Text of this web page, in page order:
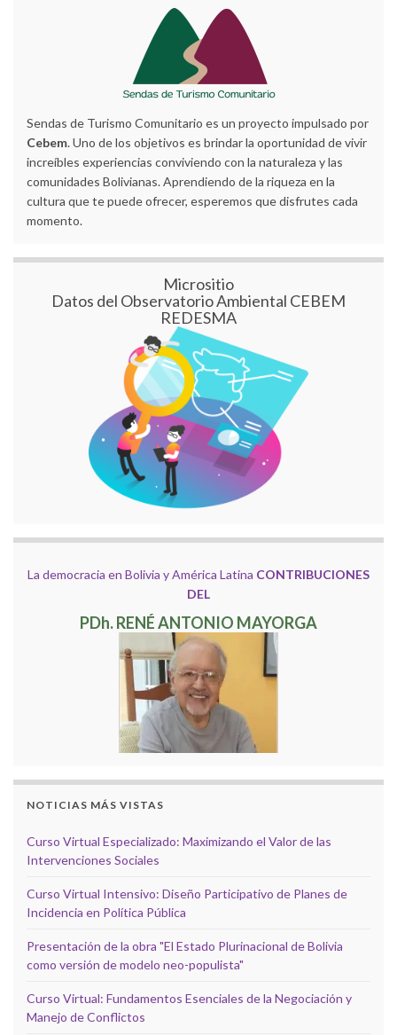
Sendas de Turismo Comunitario es un proyecto impulsado por
Cebem. Uno de los objetivos es brindar la oportunidad de vivir
increíbles experiencias conviviendo con la naturaleza y las
comunidades Bolivianas. Aprendiendo de la riqueza en la
cultura que te puede ofrecer, esperemos que disfrutes cada
momento.
Micrositio
Datos del Observatorio Ambiental CEBEM
REDESMA
La democracia en Bolivia y América Latina CONTRIBUCIONES
DEL
PDh. RENÉ ANTONIO MAYORGA
NOTICIAS MÁS VISTAS
Curso Virtual Especializado: Maximizando el Valor de las
Intervenciones Sociales
Curso Virtual Intensivo: Diseño Participativo de Planes de
Incidencia en Política Pública
Presentación de la obra "El Estado Plurinacional de Bolivia
como versión de modelo neo-populista"
Curso Virtual: Fundamentos Esenciales de la Negociación y
Manejo de Conflictos